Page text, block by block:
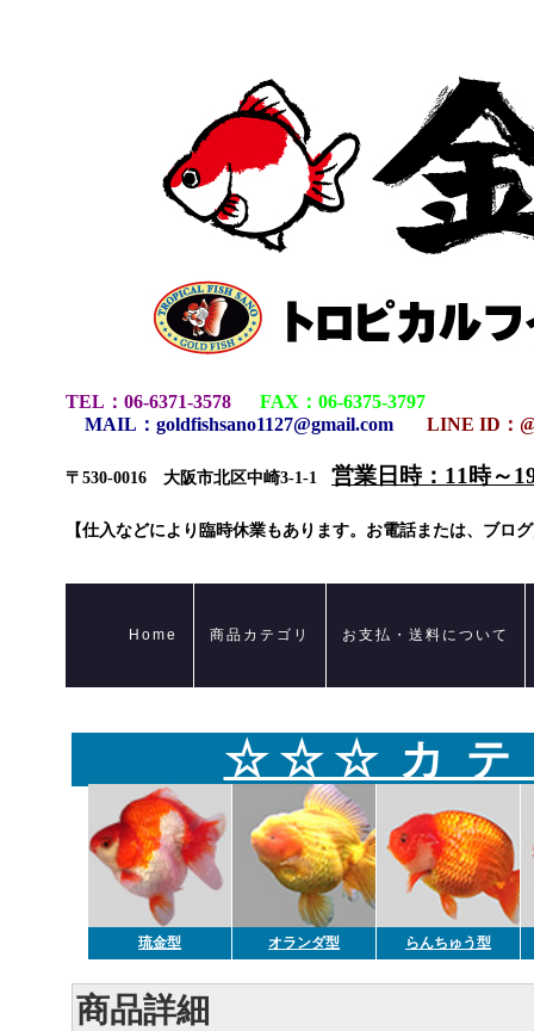
TEL ： 06-6371-3578 FAX ： 06-6375-3797
MAIL ： goldfishsano1127@gmail.com LINE ID：
〒530-0016 大阪市北区中崎3-1-1 営業日時：11時～
【仕入などにより臨時休業もあります。お電話または、ブロ
Home 商品カテゴリ お支払・送料について
☆ ☆ ☆ カ テ
琉金型 オランダ型 らんちゅう型
商品詳細